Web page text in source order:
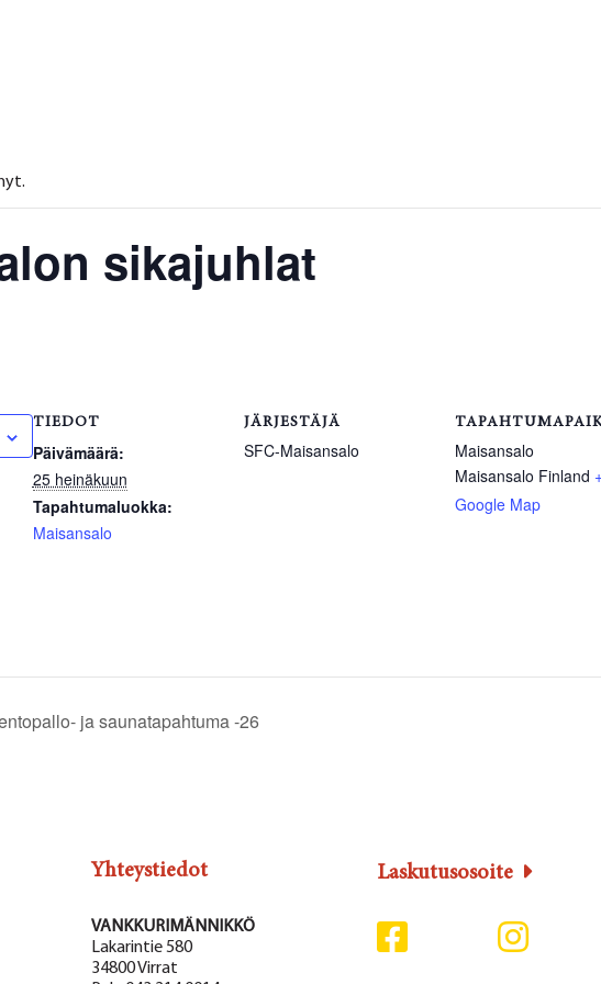
sikajuhlat
TIEDOT
Päivämäärä:
25 heinäkuun
Tapahtumaluokka:
Maisansalo
JÄRJESTÄJÄ
SFC-Maisansalo
Maisansalo
Maisansalo Finland
Google Map
ja saunatapahtuma -26
Yhteystiedot
VANKKURIMÄNNIKKÖ
Lakarintie 580
34800 Virrat
Laskutusosoite